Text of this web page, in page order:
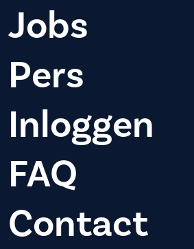
Jobs
Pers
Inloggen
FAQ
Contact